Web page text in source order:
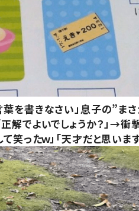
葉を書きなさい」息子の”ま
解でよいでしょうか？」→衝
笑ったｗ」「天才だと思います